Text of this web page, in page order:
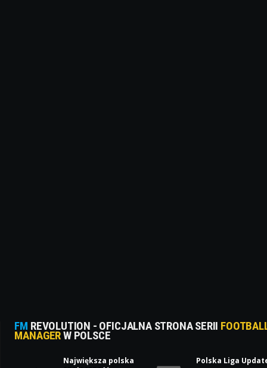
FM REVOLUTION - OFICJALNA STRONA SERII
MANAGERW POLSCE
Największa polska
Polska Liga